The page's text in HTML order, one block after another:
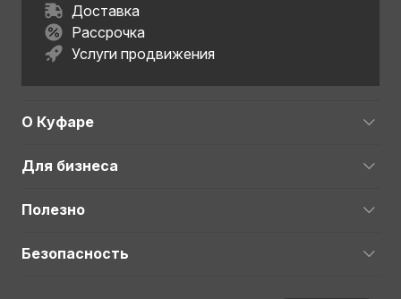
Доставка
Рассрочка
Услуги продвижения
О Куфаре
Для бизнеса
Полезно
Безопасность